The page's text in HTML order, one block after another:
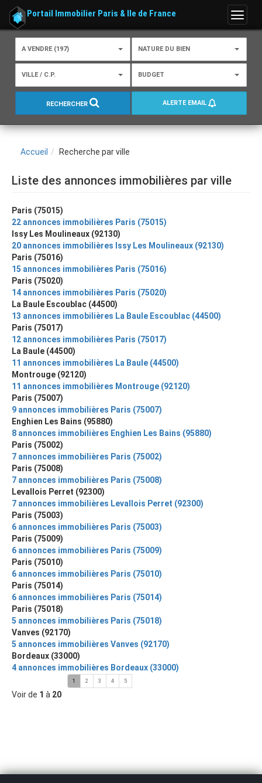
Menu
Portail Immobilier Paris & Ile de France
A VENDRE (197) NATURE DU BIEN
VILLE / C.P. BUDGET
RECHERCHER ALERTE EMAIL
Accueil Recherche par ville
Liste des annonces immobilières par ville
Paris (75015)
22 annonces immobilières Paris (75015)
Issy Les Moulineaux (92130)
20 annonces immobilières Issy Les Moulineaux (92130)
Paris (75016)
15 annonces immobilières Paris (75016)
Paris (75020)
14 annonces immobilières Paris (75020)
La Baule Escoublac (44500)
13 annonces immobilières La Baule Escoublac (44500)
Paris (75017)
12 annonces immobilières Paris (75017)
La Baule (44500)
11 annonces immobilières La Baule (44500)
Montrouge (92120)
11 annonces immobilières Montrouge (92120)
Paris (75007)
9 annonces immobilières Paris (75007)
Enghien Les Bains (95880)
8 annonces immobilières Enghien Les Bains (95880)
Paris (75002)
7 annonces immobilières Paris (75002)
Paris (75008)
7 annonces immobilières Paris (75008)
Levallois Perret (92300)
7 annonces immobilières Levallois Perret (92300)
Paris (75003)
6 annonces immobilières Paris (75003)
Paris (75009)
6 annonces immobilières Paris (75009)
Paris (75010)
6 annonces immobilières Paris (75010)
Paris (75014)
6 annonces immobilières Paris (75014)
Paris (75018)
5 annonces immobilières Paris (75018)
Vanves (92170)
5 annonces immobilières Vanves (92170)
Bordeaux (33000)
4 annonces immobilières Bordeaux (33000)
Voir de 1 à 20
1 2 3 4 5